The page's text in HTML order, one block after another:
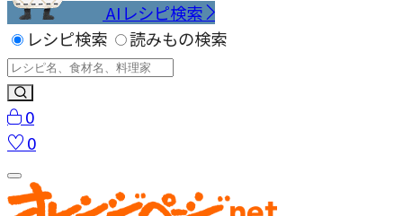
AIレシピ検索
レシピ検索
読みもの検索
0
0